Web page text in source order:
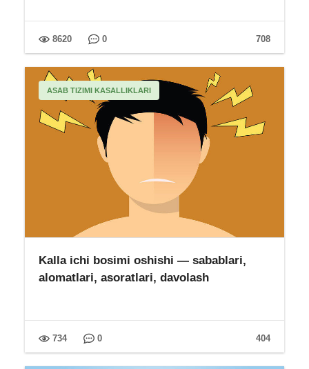
708
8620 0
ASAB TIZIMI KASALLIKLARI
Kalla ichi bosimi oshishi — sabablari,
alomatlari, asoratlari, davolash
404
734 0